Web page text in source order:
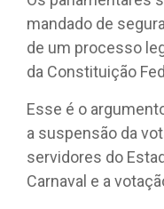
mandado de
de um processo
da Constituição
Esse é o
a suspensão da
servidores do
Carnaval e a